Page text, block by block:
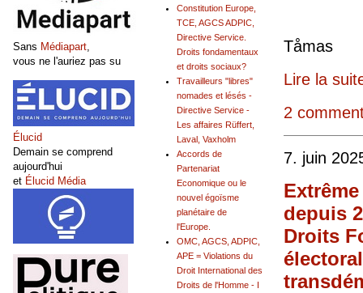
Lire la
2
7. juin
depuis
Droits
Constitution Europe,
TCE, AGCS ADPIC,
Directive Service.
Droits fondamentaux
et droits sociaux?
Travailleurs "libres"
nomades et lésés -
Directive Service -
Les affaires Rüffert,
Laval, Vaxholm
Accords de
Partenariat
Economique ou le
nouvel égoïsme
planétaire de
l'Europe.
OMC, AGCS, ADPIC,
APE = Violations du
Droit International des
Droits de l'Homme - I
Sans Médiapart,
vous ne l'auriez pas su
Élucid
Demain se comprend
aujourd'hui
et Élucid Média